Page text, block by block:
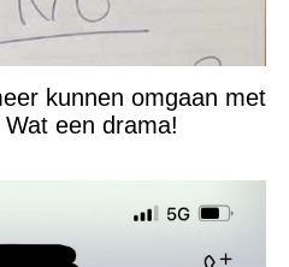
kunnen omgaan met
een drama!